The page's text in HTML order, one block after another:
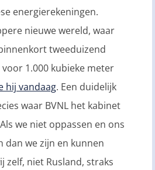
energierekeningen.
nieuwe wereld, waar
tweeduizend
1.000 kubieke meter
hij vandaag. Een duidelijk
waar BVNL het kabinet
we niet oppassen en ons
we zijn en kunnen
zelf, niet Rusland, straks